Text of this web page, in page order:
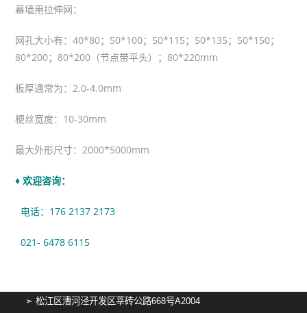
幕墙用拉伸网：
网孔大小有：40*80；50*100；50*115；50*135；50*150；
80*200；80*200（节点带平头）；80*220mm
板厚通常为：2.0-4.0mm
梗丝宽度：10-30mm
最大外形尺寸：2000*5000mm
♦ 欢迎咨询：
电话：176 2137 2173
021- 6478 6115
➣ 松江区漕河泾开发区莘砖公路668号A2004